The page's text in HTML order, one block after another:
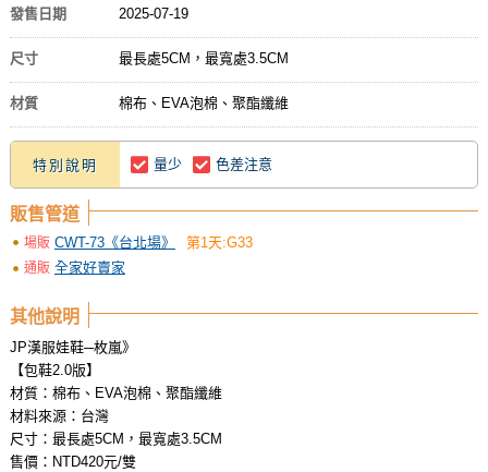
發售日期 2025-07-19
尺寸 最長處5CM，最寬處3.5CM
材質 棉布、EVA泡棉、聚酯纖維
特別說明 量少 色差注意
販售管道
場販 CWT-73《台北場》 第1天:G33
通販 全家好賣家
其他說明
JP漢服娃鞋─枚嵐》
【包鞋2.0版】
材質：棉布、EVA泡棉、聚酯纖維
材料來源：台灣
尺寸：最長處5CM，最寬處3.5CM
售價：NTD420元/雙